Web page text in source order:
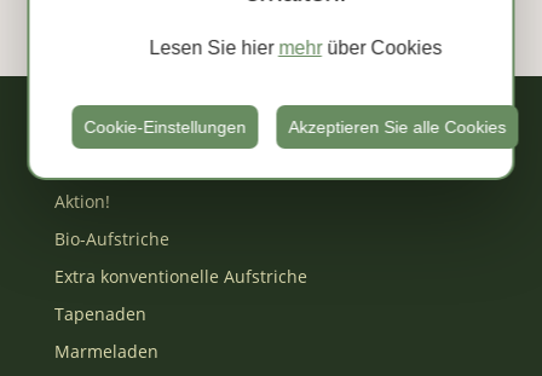
Lesen Sie hier mehrüber Cookies
Cookie-Einstellungen Akzeptieren Sie alle Cookies
Aktion!
Bio-Aufstriche
Extra konventionelle Aufstriche
Tapenaden
Marmeladen